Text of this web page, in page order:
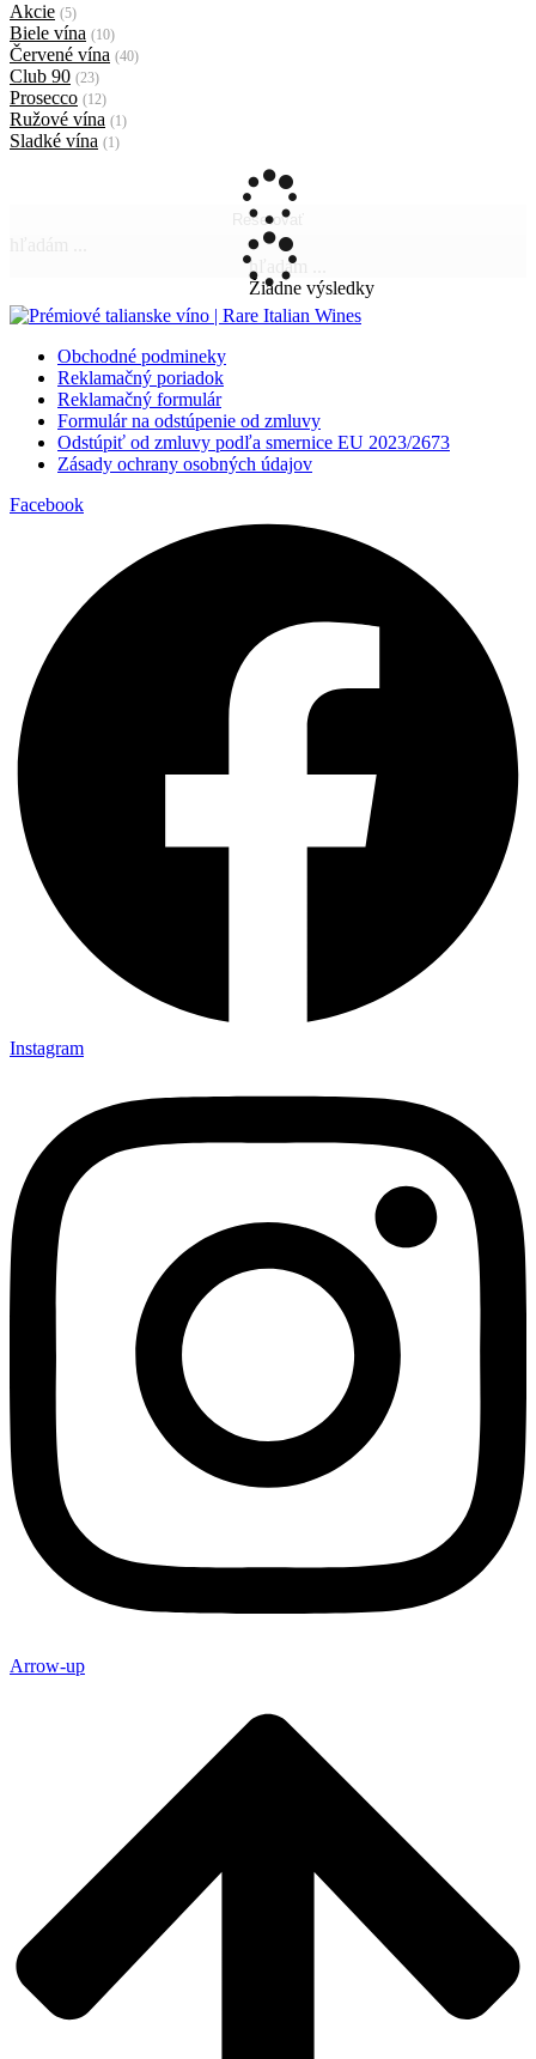
Akcie (5)
Biele vína (10)
Červené vína (40)
Club 90 (23)
Prosecco (12)
Ružové vína (1)
Sladké vína (1)
Resetovať
hľadám ...
Žiadne výsledky
Obchodné podmineky
Reklamačný poriadok
Reklamačný formulár
Formulár na odstúpenie od zmluvy
Odstúpiť od zmluvy podľa smernice EU 2023/2673
Zásady ochrany osobných údajov
Facebook
Instagram
Arrow-up